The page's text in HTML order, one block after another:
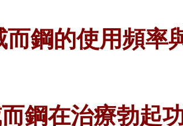
而鋼的使用頻率
鋼在治療勃起